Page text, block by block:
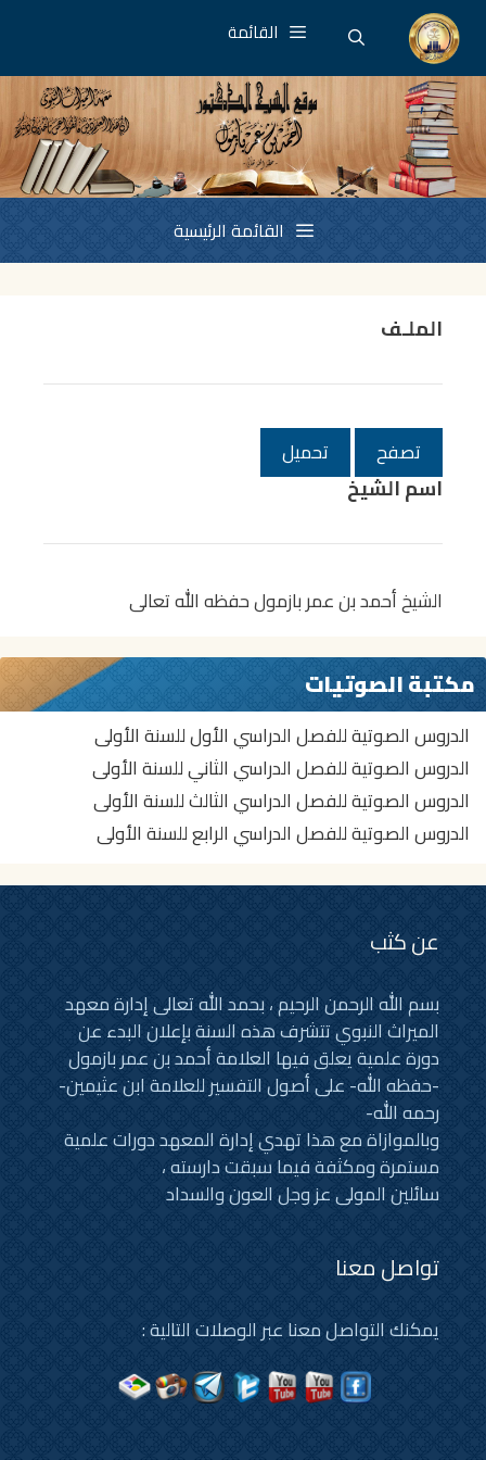
انتقل
المحتوى
القائمة
القائمة الرئيسية
الملـف
تصفح تحميل
اسم الشيخ
الشيخ أحمد بن عمر بازمول حفظه الله تعالى
مكتبة الصوتيات
الدروس الصوتية للفصل الدراسي الأول للسنة الأولى
الدروس الصوتية للفصل الدراسي الثاني للسنة الأولى
الدروس الصوتية للفصل الدراسي الثالث للسنة الأولى
الدروس الصوتية للفصل الدراسي الرابع للسنة الأولى
عن كثب
بسم الله الرحمن الرحيم ، بحمد الله تعالى إدارة معهد
الميراث النبوي تتشرف هذه السنة بإعلان البدء عن
دورة علمية يعلق فيها العلامة أحمد بن عمر بازمول
-حفظه الله- على أصول التفسير للعلامة ابن عثيمين-
رحمه الله-
وبالموازاة مع هذا تهدي إدارة المعهد دورات علمية
مستمرة ومكثفة فيما سبقت دارسته ،
سائلين المولى عز وجل العون والسداد
تواصل معنا
يمكنك التواصل معنا عبر الوصلات التالية :